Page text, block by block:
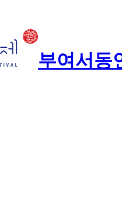
부여서동